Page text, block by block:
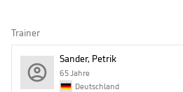
Trainer
Sander, Petrik
65 Jahre
Deutschland